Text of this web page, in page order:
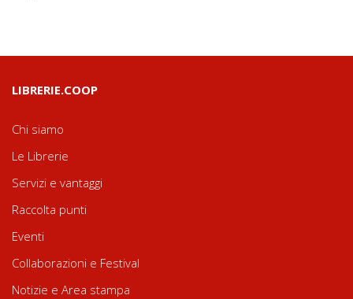
LIBRERIE.COOP
Chi siamo
Le Librerie
Servizi e vantaggi
Raccolta punti
Eventi
Collaborazioni e Festival
Notizie e Area stampa